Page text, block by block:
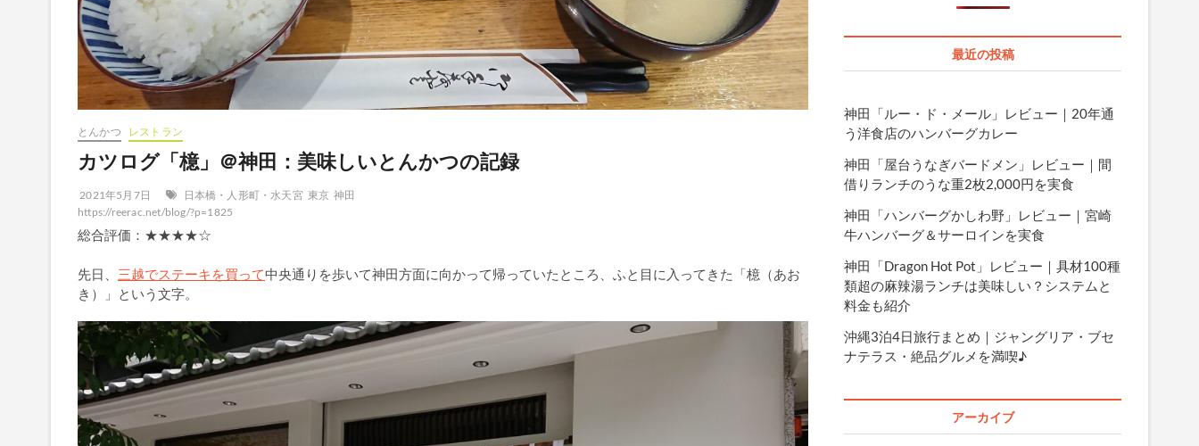
とんかつ レストラン
カツログ「檍」＠神田：美味しいとんかつの記録
2021年5月7日 日本橋・人形町・水天宮 東京 神田
https://reerac.net/blog/?p=1825
総合評価：★★★★☆
先日、 三越でステーキを買って中央通りを歩いて神田方面に向かって帰っていたところ、ふと目に入ってきた「檍（あお
き）」という文字。
最近の投稿
神田「ルー・ド・メール」レビュー｜20年通
う洋食店のハンバーグカレー
神田「屋台うなぎバードメン」レビュー｜間
借りランチのうな重2枚2,000円を実食
神田「ハンバーグかしわ野」レビュー｜宮崎
牛ハンバーグ＆サーロインを実食
神田「Dragon Hot Pot」レビュー｜具材100種
類超の麻辣湯ランチは美味しい？システムと
料金も紹介
沖縄3泊4日旅行まとめ｜ジャングリア・ブセ
ナテラス・絶品グルメを満喫♪
アーカイブ